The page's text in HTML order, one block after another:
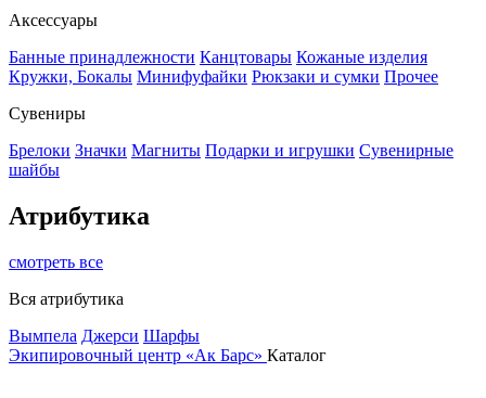
Аксессуары
Банные принадлежности Канцтовары Кожаные изделия
Кружки, Бокалы Минифуфайки Рюкзаки и сумки Прочее
Сувениры
Брелоки Значки Магниты Подарки и игрушки Сувенирные
шайбы
Атрибутика
смотреть все
Вся атрибутика
Вымпела Джерси Шарфы
Экипировочный центр «Ак Барс» Каталог